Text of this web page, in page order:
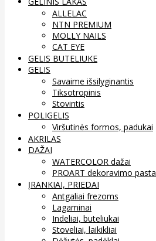
ALLELAC
NTN PREMIUM
MOLLY NAILS
CAT EYE
GELIS BUTELIUKE
GELIS
Savaime išsilyginantis
Tiksotropinis
Stovintis
POLIGELIS
Viršutinės formos, padukai
AKRILAS
DAŽAI
WATERCOLOR dažai
PROART dekoravimo pasta
ĮRANKIAI, PRIEDAI
Antgaliai frezoms
Lagaminai
Indeliai, buteliukai
Stoveliai, laikikliai